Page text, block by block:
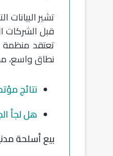
تشير
قبل الشركات
تعتقد منظمة
نطاق واسع،
نتائج
هل لجأ
بيع أسلحة